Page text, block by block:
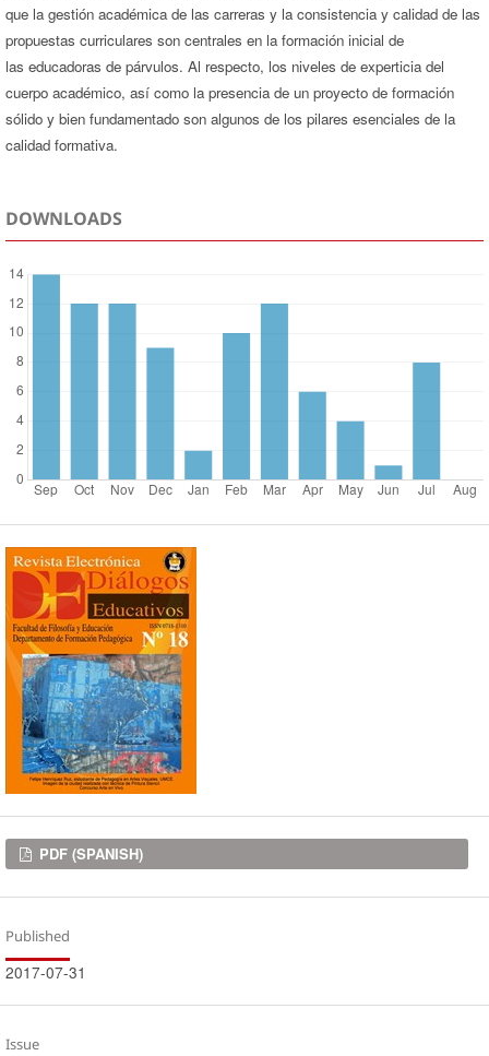
que la gestión académica de las carreras y la consistencia y calidad de las
propuestas curriculares son centrales en la formación inicial de
las educadoras de párvulos. Al respecto, los niveles de experticia del
cuerpo académico, así como la presencia de un proyecto de formación
sólido y bien fundamentado son algunos de los pilares esenciales de la
calidad formativa.
DOWNLOADS
Downloads
PDF (SPANISH)
Published
2017-07-31
Issue